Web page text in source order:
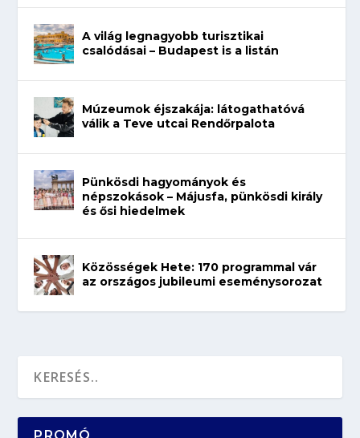
A világ legnagyobb turisztikai
csalódásai – Budapest is a listán
Múzeumok éjszakája: látogathatóvá
válik a Teve utcai Rendőrpalota
Pünkösdi hagyományok és
népszokások – Májusfa, pünkösdi király
és ősi hiedelmek
Közösségek Hete: 170 programmal vár
az országos jubileumi eseménysorozat